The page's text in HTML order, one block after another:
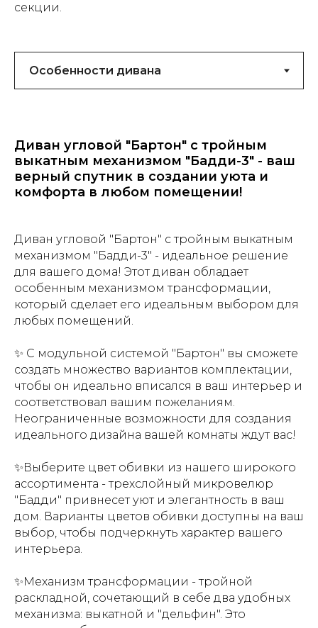
секции.
Диван угловой "Бартон" с тройным
выкатным механизмом "Бадди-3" - ваш
верный спутник в создании уюта и
комфорта в любом помещении!
Диван угловой "Бартон" с тройным выкатным
механизмом "Бадди-3" - идеальное решение
для вашего дома! Этот диван обладает
особенным механизмом трансформации,
который сделает его идеальным выбором для
любых помещений.
✨ С модульной системой "Бартон" вы сможете
создать множество вариантов комплектации,
чтобы он идеально вписался в ваш интерьер и
соответствовал вашим пожеланиям.
Неограниченные возможности для создания
идеального дизайна вашей комнаты ждут вас!
✨Выберите цвет обивки из нашего широкого
ассортимента - трехслойный микровелюр
"Бадди" привнесет уют и элегантность в ваш
дом. Варианты цветов обивки доступны на ваш
выбор, чтобы подчеркнуть характер вашего
интерьера.
✨Механизм трансформации - тройной
раскладной, сочетающий в себе два удобных
механизма: выкатной и "дельфин". Это